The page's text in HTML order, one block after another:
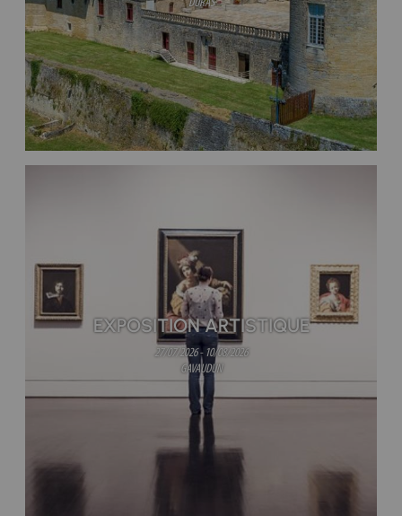
DURAS
EXPOSITION ARTISTIQUE
27/07/2026 - 10/08/2026
GAVAUDUN